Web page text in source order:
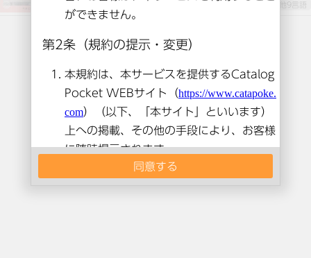
英語とその他9言語